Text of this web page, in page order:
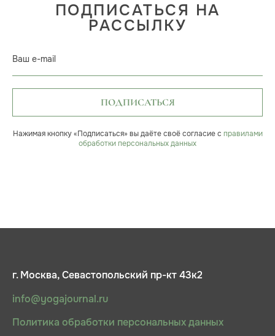
ПОДПИСАТЬСЯ НА
РАССЫЛКУ
Ваш e-mail
ПОДПИСАТЬСЯ
Нажимая кнопку «Подписаться» вы даёте своё согласие с правилами
обработки персональных данных
г. Москва, Севастопольский пр-кт 43к2
info@yogajournal.ru
Политика обработки персональных данных